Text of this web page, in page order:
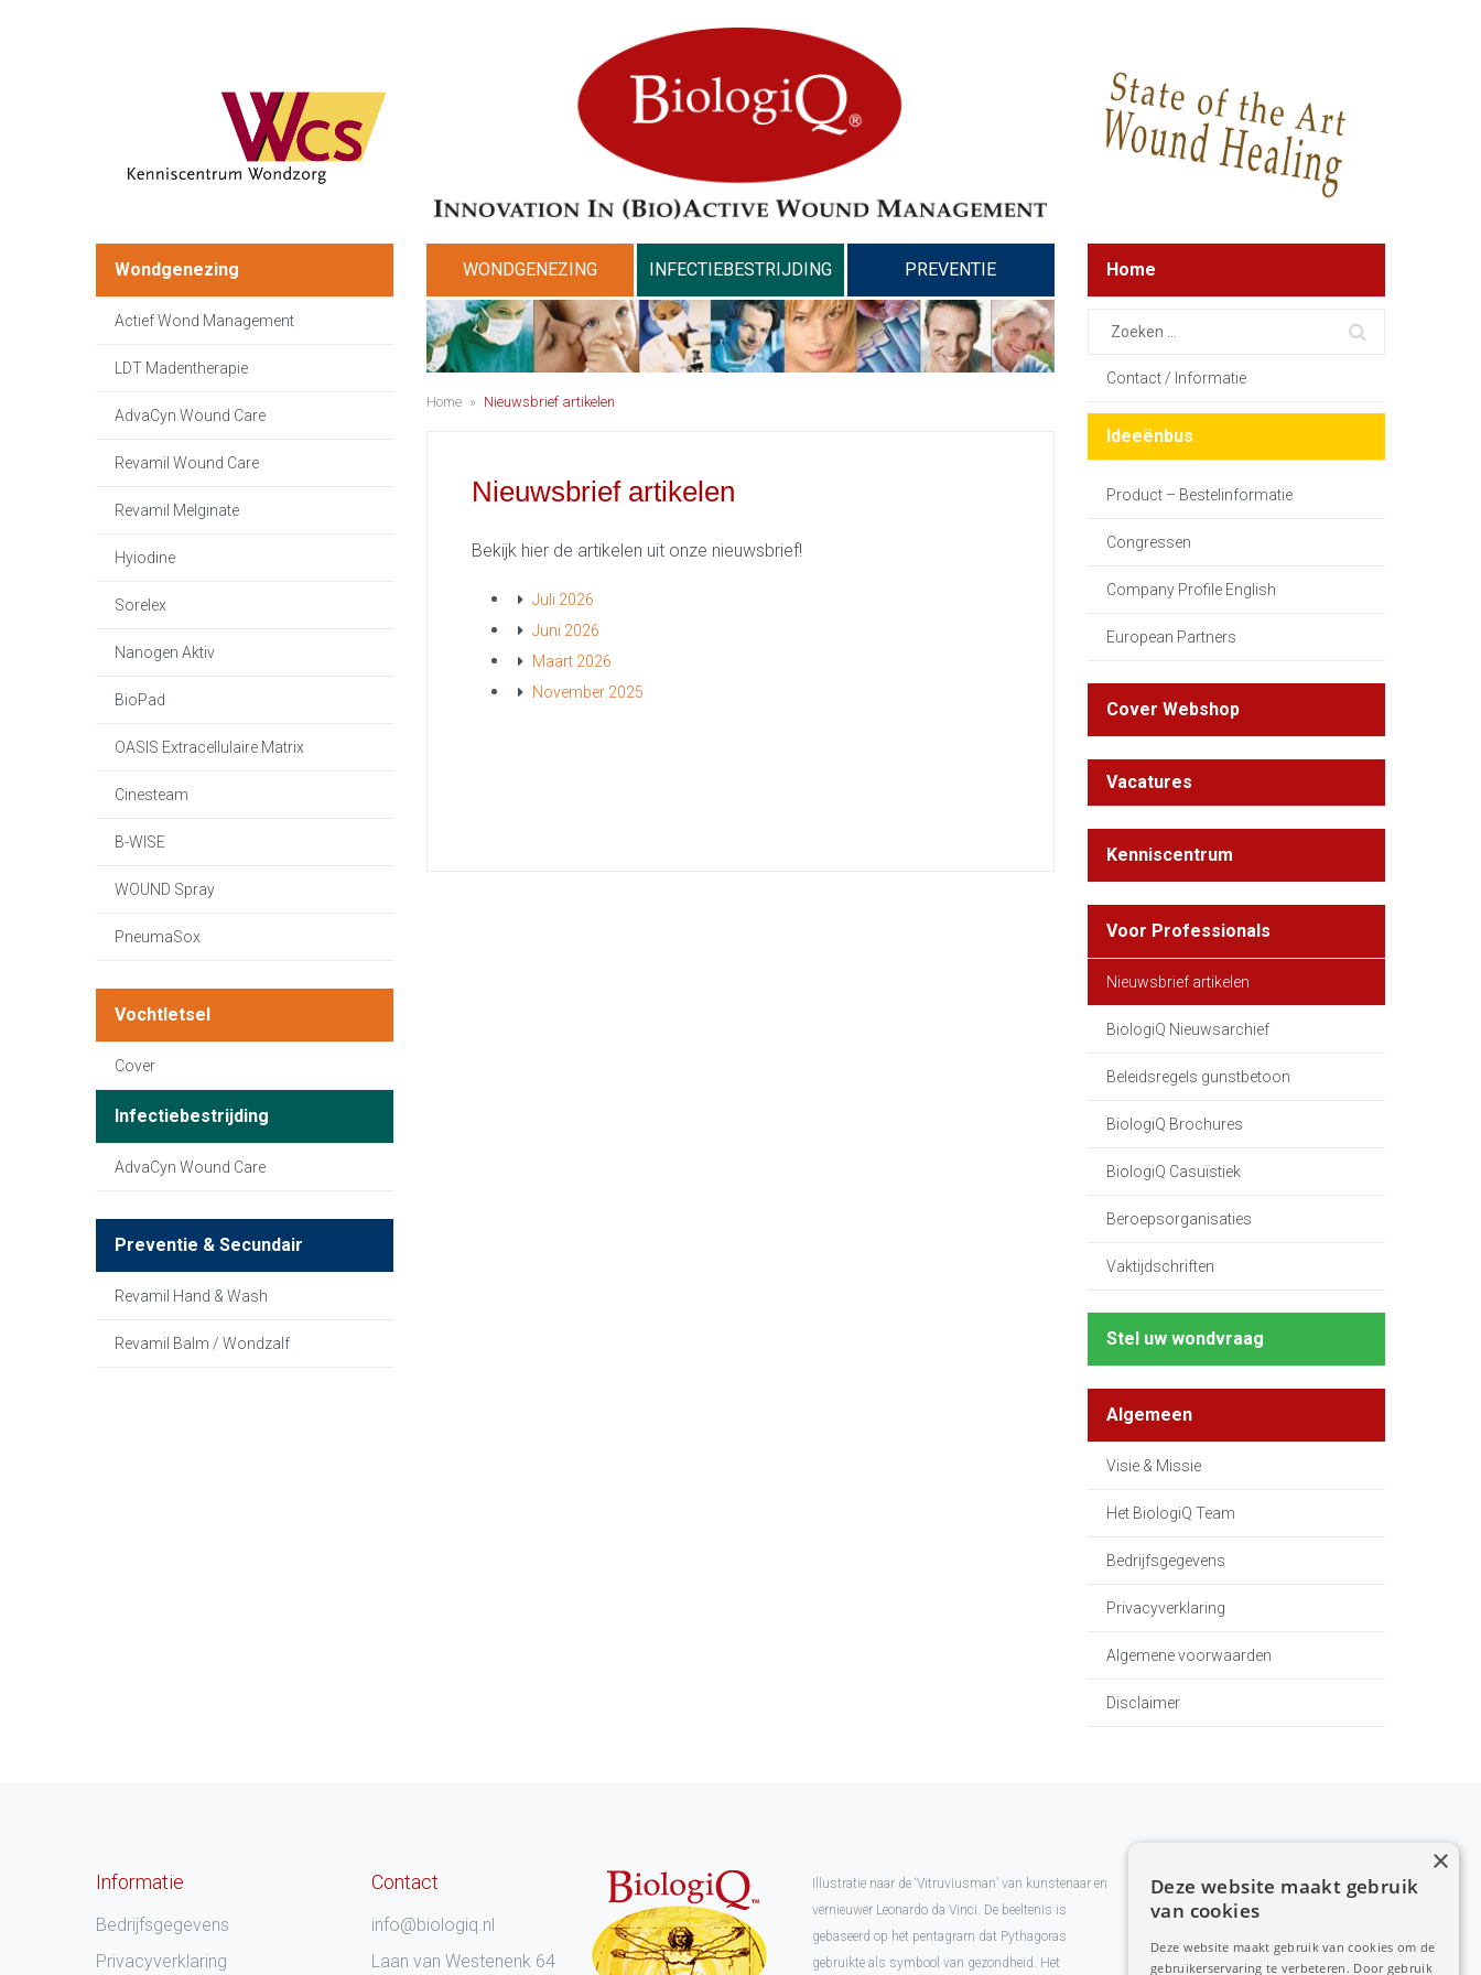
Wondgenezing
Actief Wond Management
LDT Madentherapie
AdvaCyn Wound Care
Revamil Wound Care
Revamil Melginate
Hyiodine
Sorelex
Nanogen Aktiv
BioPad
OASIS Extracellulaire Matrix
Cinesteam
B-WISE
WOUND Spray
PneumaSox
Vochtletsel
Cover
Infectiebestrijding
AdvaCyn Wound Care
Preventie & Secundair
Revamil Hand & Wash
Revamil Balm / Wondzalf
Home
Contact / Informatie
Ideeënbus
Product – Bestelinformatie
Congressen
Company Profile English
European Partners
Cover Webshop
Vacatures
Kenniscentrum
Voor Professionals
Nieuwsbrief artikelen
BiologiQ Nieuwsarchief
Beleidsregels gunstbetoon
BiologiQ Brochures
BiologiQ Casuïstiek
Beroepsorganisaties
Vaktijdschriften
Stel uw wondvraag
Algemeen
Visie & Missie
Het BiologiQ Team
Bedrijfsgegevens
Privacyverklaring
Algemene voorwaarden
Disclaimer
WONDGENEZING INFECTIEBESTRIJDING PREVENTIE
Home » Nieuwsbrief artikelen
Nieuwsbrief artikelen
Bekijk hier de artikelen uit onze nieuwsbrief!
Juli 2026
Juni 2026
Maart 2026
November 2025
Informatie
Bedrijfsgegevens
Privacyverklaring
Contact
info@biologiq.nl
Laan van Westenenk 64
Illustratie naar de ‘Vitruviusman’ van kunstenaar en
vernieuwer Leonardo da Vinci. De beeltenis is
gebaseerd op het pentagram dat Pythagoras
gebruikte als symbool van gezondheid. Het
Deze website maakt gebruik
van cookies
Deze website maakt gebruik van cookies om de
gebruikerservaring te verbeteren. Door gebruik
×